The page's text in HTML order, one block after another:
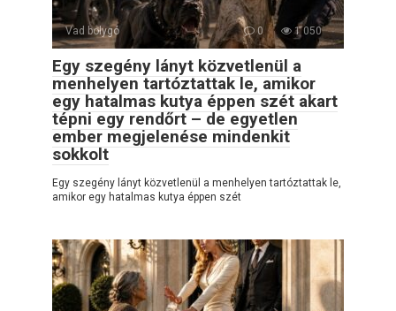
Vad bolygó 0 1 050
Egy szegény lányt közvetlenül a
menhelyen tartóztattak le, amikor
egy hatalmas kutya éppen szét akart
tépni egy rendőrt – de egyetlen
ember megjelenése mindenkit
sokkolt
Egy szegény lányt közvetlenül a menhelyen tartóztattak le,
amikor egy hatalmas kutya éppen szét